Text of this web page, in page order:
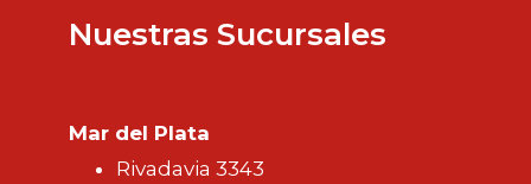
Nuestras Sucursales
Mar del Plata
Rivadavia 3343